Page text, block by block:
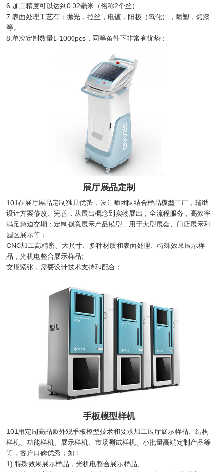
6.加工精度可以达到0.02毫米（俗称2个丝）
7.表面处理工艺有：抛光，拉丝，电镀，阳极（氧化），喷塑，烤漆
等。
8.单次定制数量1-1000pcs，同等条件下非常有优势；
展厅展品定制
101在展厅展品定制独具优势，设计师团队结合样品模型工厂，辅助
设计方案修改、完善，从展出概念到实物展出，全流程服务，高效率
满足急迫交期；定制创意展示产品模型，用于大型展会、门店展示和
园区展示等；
CNC加工高精密、大尺寸、多种材质和表面处理、特殊效果展示样
品，光机电整合展示样品;
交期紧张，需要设计技术支持和配合；
手板模型样机
101用定制高品质外观手板模型技术和要求加工展厅展示样品、结构
样机、功能样机、展示样机、市场测试样机、小批量高端定制产品等
等，客户口碑优秀；如：
1).特殊效果展示样品，光机电整合展示样品;